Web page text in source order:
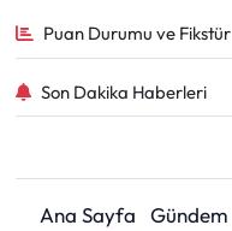
Puan Durumu ve Fikstür
Son Dakika Haberleri
Ana Sayfa Gündem